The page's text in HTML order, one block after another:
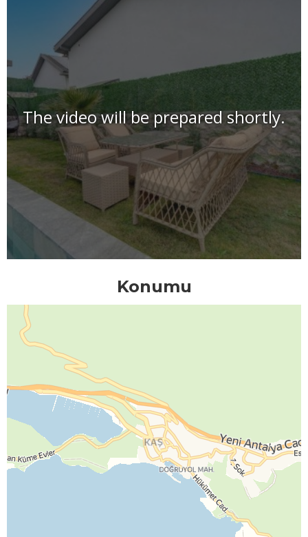
The video will be prepared shortly.
Konumu